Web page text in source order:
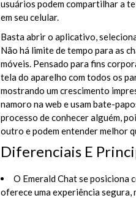
usuários podem compartilhar a
em seu celular.
Basta abrir o aplicativo,
Não há limite de tempo para as
móveis. Pensado para fins
tela do aparelho com todos os
mostrando um crescimento
namoro na web e usam bate-
processo de conhecer alguém,
outro e podem entender melhor
Diferenciais E
O Emerald Chat se posiciona
oferece uma experiência segura,